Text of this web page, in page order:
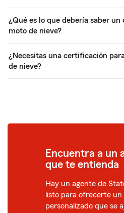
¿Qué es lo que debería saber
moto de nieve?
¿Necesitas una certificación
de nieve?
Encuentra a un
que te entienda
Hay un agente de
listo para ofrecerte un
personalizado que se